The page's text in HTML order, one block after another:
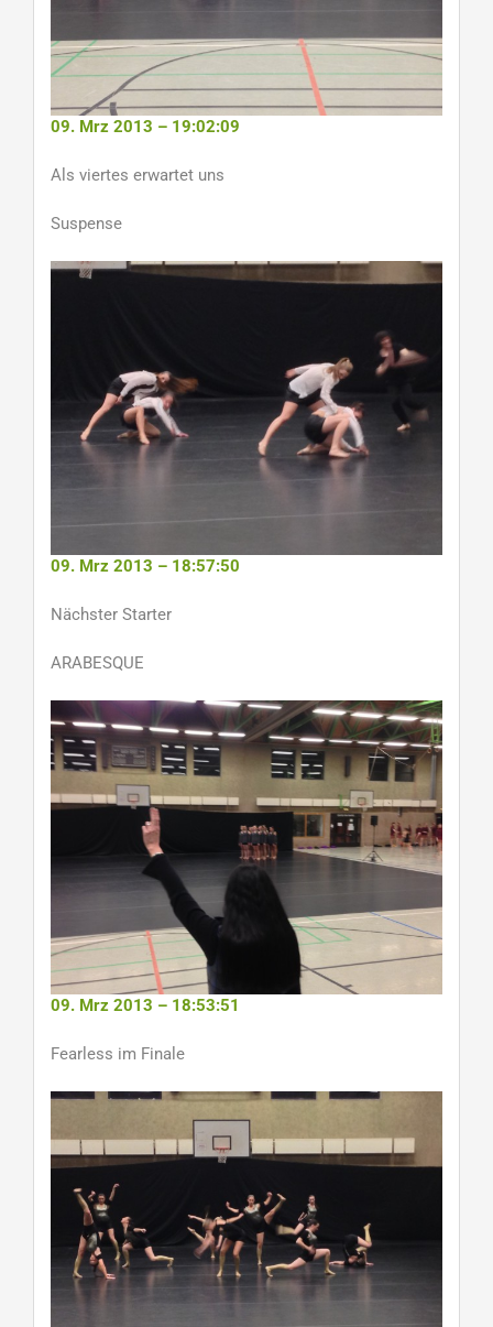
09. Mrz 2013 – 19:02:09
Als viertes erwartet uns
Suspense
09. Mrz 2013 – 18:57:50
Nächster Starter
ARABESQUE
09. Mrz 2013 – 18:53:51
Fearless im Finale